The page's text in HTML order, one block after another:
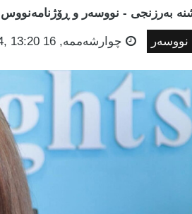
بەرزنجی - نووسەر و ڕۆژنامەنووس
نووسەر چوارشه‌ممه‌, 16 Oct 2024, 13:20